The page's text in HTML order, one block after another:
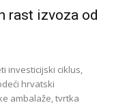
rast izvoza od
investicijski ciklus,
hrvatski
ambalaže, tvrtka